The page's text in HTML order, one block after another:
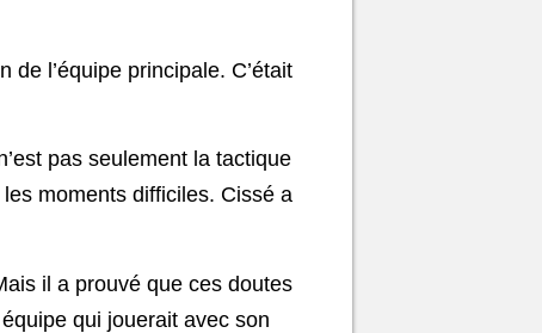
l’équipe principale. C’était
pas seulement la tactique
moments difficiles. Cissé a
il a prouvé que ces doutes
qui jouerait avec son